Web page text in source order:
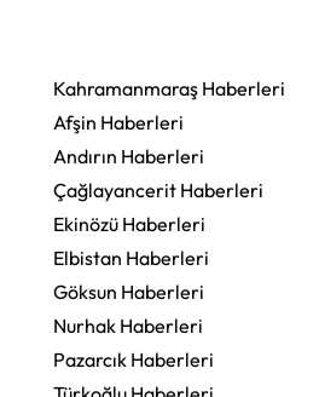
Kahramanmaraş Haberleri
Afşin Haberleri
Andırın Haberleri
Çağlayancerit Haberleri
Ekinözü Haberleri
Elbistan Haberleri
Göksun Haberleri
Nurhak Haberleri
Pazarcık Haberleri